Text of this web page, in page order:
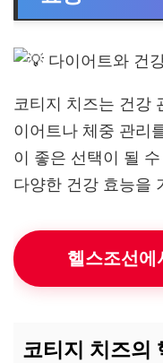
코티지 치즈는 건강
이어트나 체중 관리
이 좋은 선택이 될
다양한 건강 효능을
헬스조선에
코티지 치즈의